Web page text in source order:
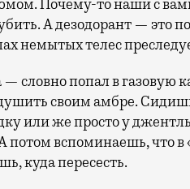
Почему-то наши с
А дезодорант — это
немытых телес
словно попал в газовую
своим амбре.
или же просто у
потом вспоминаешь, что
куда пересесть.